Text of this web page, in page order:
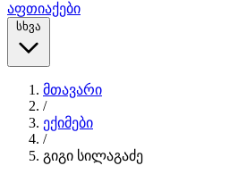
აფთიაქები
სხვა
მთავარი
/
ექიმები
/
გიგი სილაგაძე